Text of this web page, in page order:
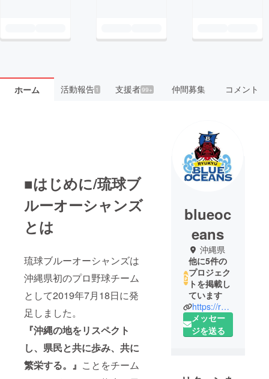
ホーム 活動報告1 支援者99+ 仲間募集 コメント
■はじめに/琉球ブ
ルーオーシャンズ
とは
琉球ブルーオーシャンズは
沖縄県初のプロ野球チーム
として2019年7月18日に発
足しました。
『沖縄の地をリスペクト
し、県⺠と共に歩み、共に
繁栄する。』 ことをチーム
blueoc
eans
沖縄県
他に5件の
プロジェク
トを掲載し
ています
https://ryukyu-blueoceans.jp
メッセー
ジを送る